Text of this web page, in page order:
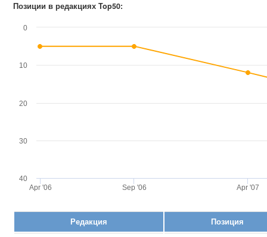
Позиции в редакциях Top50:
Apr '06 Sep '06 Apr '07
0
10
20
30
40
Редакция
Позиция